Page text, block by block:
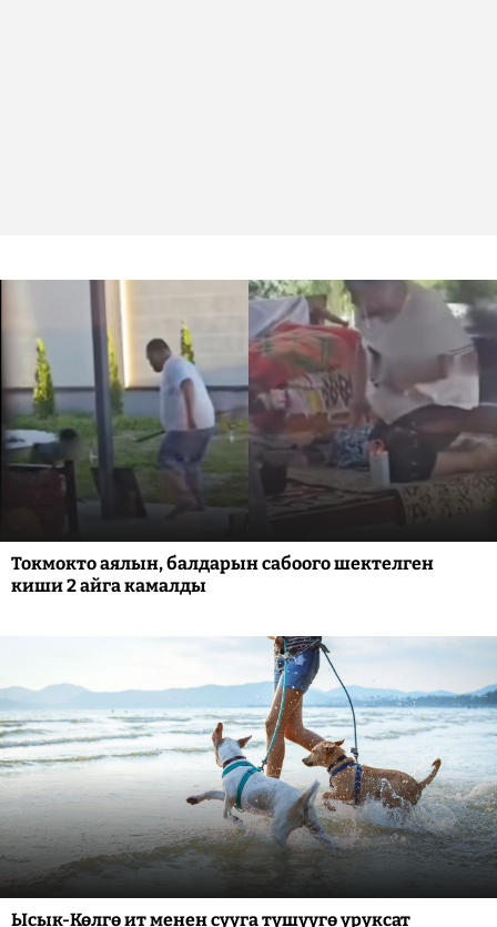
Токмокто аялын, балдарын сабоого шектелген
киши 2 айга камалды
Ысык-Көлгө ит менен сууга түшүүгө уруксат